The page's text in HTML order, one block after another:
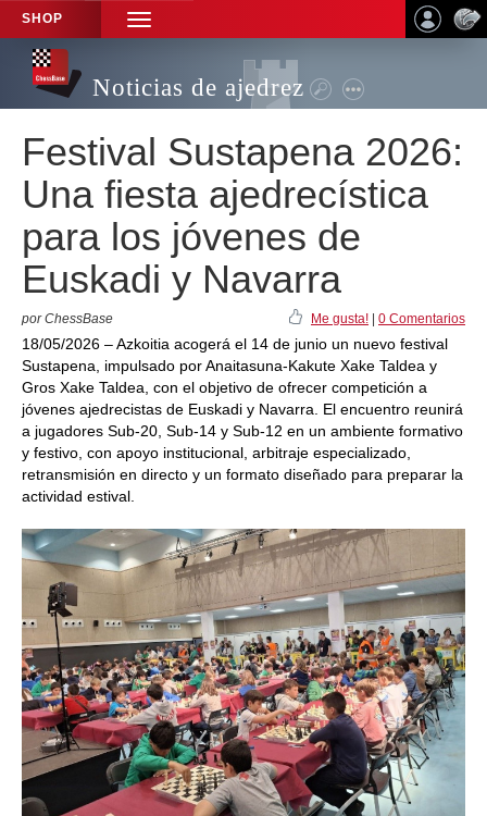
SHOP
TOGGLE
NAVIGATION
Noticias de ajedrez
Festival Sustapena 2026:
Una fiesta ajedrecística
para los jóvenes de
Euskadi y Navarra
por ChessBase Me gusta! 0 Comentarios
18/05/2026 – Azkoitia acogerá el 14 de junio un nuevo festival
Sustapena, impulsado por Anaitasuna-Kakute Xake Taldea y
Gros Xake Taldea, con el objetivo de ofrecer competición a
jóvenes ajedrecistas de Euskadi y Navarra. El encuentro reunirá
a jugadores Sub-20, Sub-14 y Sub-12 en un ambiente formativo
y festivo, con apoyo institucional, arbitraje especializado,
retransmisión en directo y un formato diseñado para preparar la
actividad estival.